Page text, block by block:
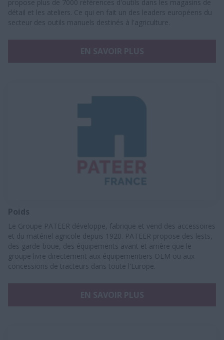
propose plus de 7000 références d'outils dans les magasins de
détail et les ateliers. Ce qui en fait un des leaders européens du
secteur des outils manuels destinés à l'agriculture.
Poids
Le Groupe PATEER développe, fabrique et vend des accessoires
et du matériel agricole depuis 1920. PATEER propose des lests,
des garde-boue, des équipements avant et arrière que le
groupe livre directement aux équipementiers OEM ou aux
concessions de tracteurs dans toute l'Europe.